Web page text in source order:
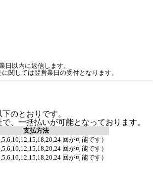
日以内に返信します。
関しては翌営業日の受付となります。
のとおりです。
、一括払いが可能となっております。
支払方法
回が可能です）
回が可能です）
回が可能です）